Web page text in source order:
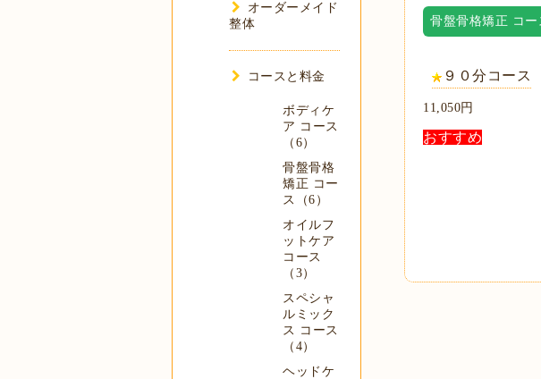
骨盤骨格矯正 コー
９０分コース
11,050円
おすすめ
オーダーメイド
整体
コースと料金
ボディケ
ア コース
（6）
骨盤骨格
矯正 コー
ス（6）
オイルフ
ットケア
コース
（3）
スペシャ
ルミック
ス コース
（4）
ヘッドケ